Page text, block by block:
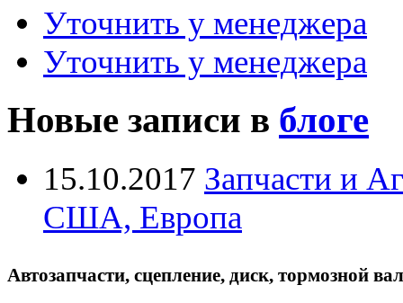
Уточнить у менеджера
Уточнить у менеджера
Новые записи в блоге
15.10.2017 Запчасти и
США, Европа
Автозапчасти, сцепление, диск, тормозной